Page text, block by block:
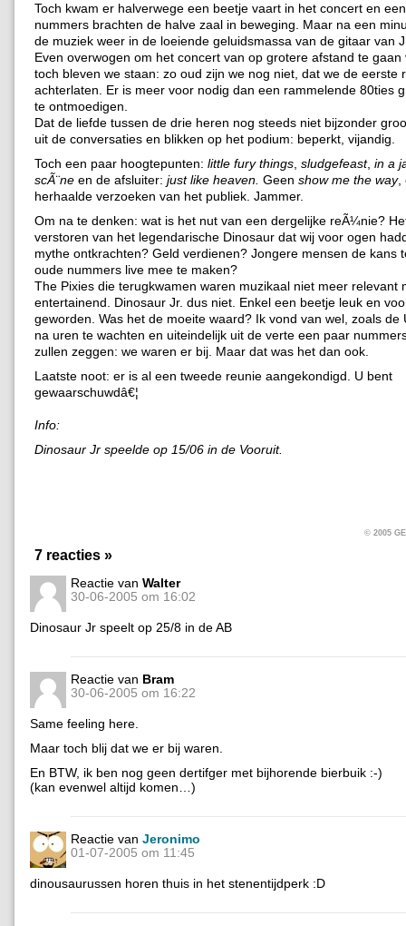
Toch kwam er halverwege een beetje vaart in het concert en
nummers brachten de halve zaal in beweging. Maar na een
de muziek weer in de loeiende geluidsmassa van de gitaar van
Even overwogen om het concert van op grotere afstand te gaan
toch bleven we staan: zo oud zijn we nog niet, dat we de eerste
achterlaten. Er is meer voor nodig dan een rammelende 80ties
te ontmoedigen.
Dat de liefde tussen de drie heren nog steeds niet bijzonder
uit de conversaties en blikken op het podium: beperkt, vijandig.
Toch een paar hoogtepunten: little fury things, sludgefeast, in a
scÃ¨ne en de afsluiter: just like heaven. Geen show me the way,
herhaalde verzoeken van het publiek. Jammer.
Om na te denken: wat is het nut van een dergelijke reÃ¼nie?
verstoren van het legendarische Dinosaur dat wij voor ogen
mythe ontkrachten? Geld verdienen? Jongere mensen de kans
oude nummers live mee te maken?
The Pixies die terugkwamen waren muzikaal niet meer relevant
entertainend. Dinosaur Jr. dus niet. Enkel een beetje leuk en
geworden. Was het de moeite waard? Ik vond van wel, zoals de
na uren te wachten en uiteindelijk uit de verte een paar
zullen zeggen: we waren er bij. Maar dat was het dan ook.
Laatste noot: er is al een tweede reunie aangekondigd. U bent
gewaarschuwdâ€¦
Info:
Dinosaur Jr speelde op 15/06 in de Vooruit.
© 2005
7 reacties »
Reactie van Walter
30-06-2005 om 16:02
Dinosaur Jr speelt op 25/8 in de AB
Reactie van Bram
30-06-2005 om 16:22
Same feeling here.
Maar toch blij dat we er bij waren.
En BTW, ik ben nog geen dertifger met bijhorende bierbuik :-)
(kan evenwel altijd komen…)
Reactie van Jeronimo
01-07-2005 om 11:45
dinousaurussen horen thuis in het stenentijdperk :D